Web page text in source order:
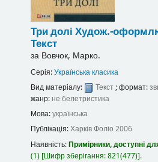
Три долі Худож.-
Текст
за Вовчок, Марко.
Серія:Українська класика
Вид матеріалу:
Текст; формат:
жанр: не белетристика
Мова:українська
Публікація:ХарківФоліо 2006
Наявність:Примірники, доступні
(1) Шифр зберігання:821(477) .